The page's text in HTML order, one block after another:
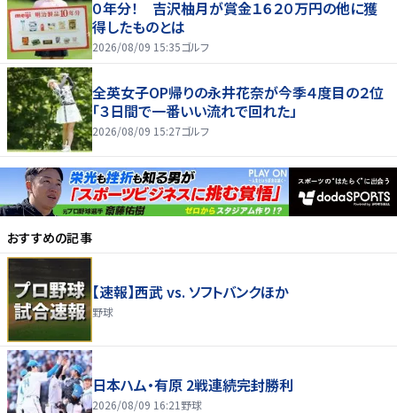
０年分！ 吉沢柚月が賞金１６２０万円の他に獲
得したものとは
2026/08/09 15:35ゴルフ
全英女子OP帰りの永井花奈が今季４度目の２位
「３日間で一番いい流れで回れた」
2026/08/09 15:27ゴルフ
おすすめの記事
【速報】西武 vs. ソフトバンクほか
野球
日本ハム・有原 2戦連続完封勝利
2026/08/09 16:21 野球